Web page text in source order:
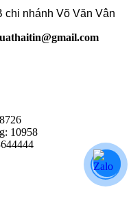
chi nhánh Võ Văn Vân
8726
10958